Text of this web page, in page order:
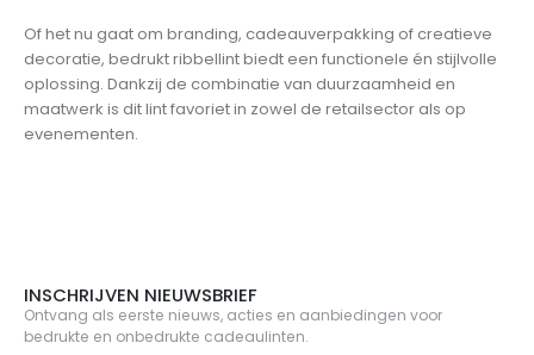
Of het nu gaat om branding, cadeauverpakking of creatieve
decoratie, bedrukt ribbellint biedt een functionele én stijlvolle
oplossing. Dankzij de combinatie van duurzaamheid en
maatwerk is dit lint favoriet in zowel de retailsector als op
evenementen.
INSCHRIJVEN NIEUWSBRIEF
Ontvang als eerste nieuws, acties en aanbiedingen voor
bedrukte en onbedrukte cadeaulinten.